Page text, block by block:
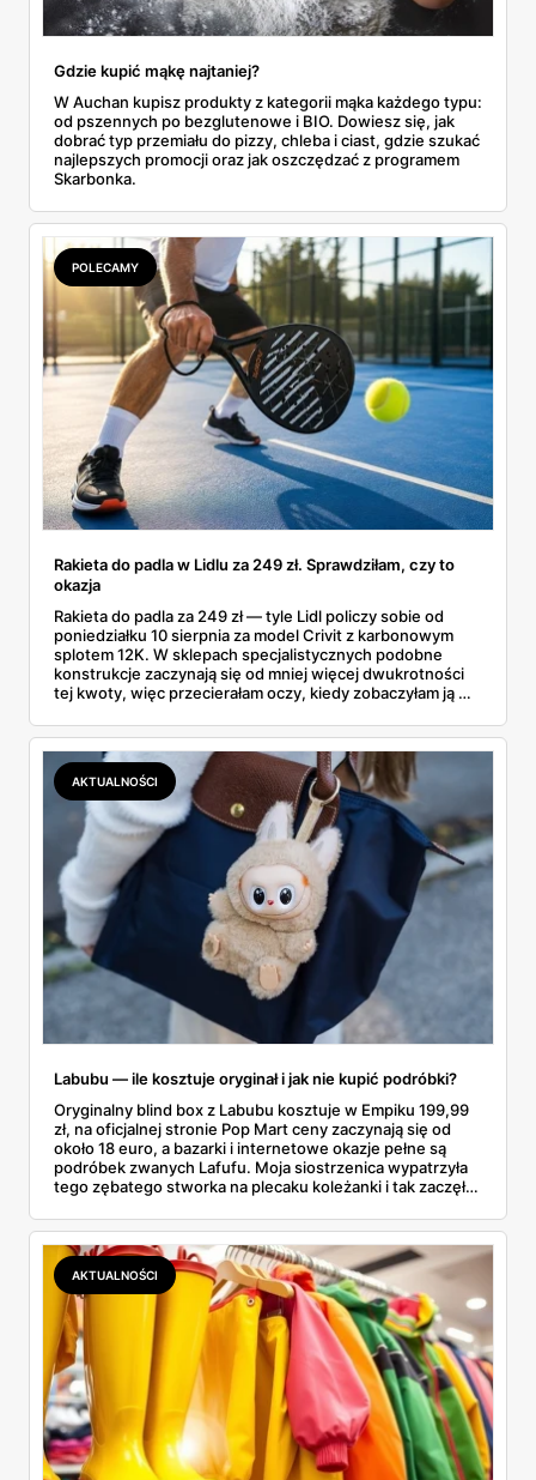
Gdzie kupić mąkę najtaniej?
W Auchan kupisz produkty z kategorii mąka każdego typu:
od pszennych po bezglutenowe i BIO. Dowiesz się, jak
dobrać typ przemiału do pizzy, chleba i ciast, gdzie szukać
najlepszych promocji oraz jak oszczędzać z programem
Skarbonka.
POLECAMY
Rakieta do padla w Lidlu za 249 zł. Sprawdziłam, czy to
okazja
Rakieta do padla za 249 zł — tyle Lidl policzy sobie od
poniedziałku 10 sierpnia za model Crivit z karbonowym
splotem 12K. W sklepach specjalistycznych podobne
konstrukcje zaczynają się od mniej więcej dwukrotności
tej kwoty, więc przecierałam oczy, kiedy zobaczyłam ją w
najszybciej rosnący sport w Polsce: kortów przybywa
lawinowo, a chętnych jeszcze szybciej. Sprawdziłam, co
dokładnie dostajemy za te pieniądze i komu taka rakieta
faktycznie wystarczy.
AKTUALNOŚCI
Labubu — ile kosztuje oryginał i jak nie kupić podróbki?
Oryginalny blind box z Labubu kosztuje w Empiku 199,99
zł, na oficjalnej stronie Pop Mart ceny zaczynają się od
około 18 euro, a bazarki i internetowe okazje pełne są
podróbek zwanych Lafufu. Moja siostrzenica wypatrzyła
tego zębatego stworka na plecaku koleżanki i tak zaczęło
kosztuje i po czym poznać, że sprzedawca nie wciska nam
podróbki. Spisałam wszystko, czego się dowiedziałam —
łącznie z jedną wpadką, o której za chwilę.
AKTUALNOŚCI